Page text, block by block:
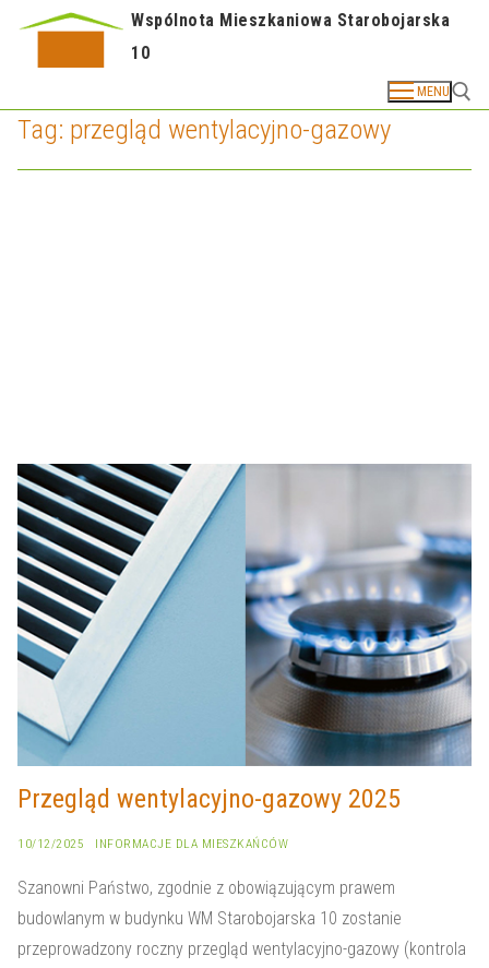
Przejdź
treści
Wspólnota Mieszkaniowa Starobojarska
10
MENU
E-kartoteka
KONTAKT
Tag: przegląd wentylacyjno-gazowy
Przegląd wentylacyjno-gazowy 2025
10/12/2025 INFORMACJE DLA MIESZKAŃCÓW
Szanowni Państwo, zgodnie z obowiązującym prawem
budowlanym w budynku WM Starobojarska 10 zostanie
przeprowadzony roczny przegląd wentylacyjno-gazowy (kontrola